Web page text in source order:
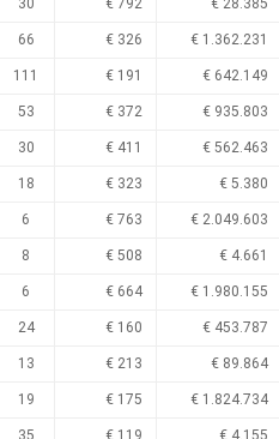
30 € 792 € 28.385
66 € 326 € 1.362.231
111 € 191 € 642.149
53 € 372 € 935.803
30 € 411 € 562.463
18 € 323 € 5.380
6 € 763 € 2.049.603
8 € 508 € 4.661
6 € 664 € 1.980.155
24 € 160 € 453.787
13 € 213 € 89.864
19 € 175 € 1.824.734
35 € 119 € 4.155